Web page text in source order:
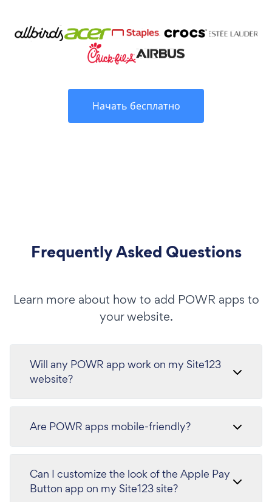
Начать бесплатно
Frequently Asked Questions
Learn more about how to add POWR apps to
your website.
Will any POWR app work on my Site123
website?
Are POWR apps mobile-friendly?
Can I customize the look of the Apple Pay
Button app on my Site123 site?